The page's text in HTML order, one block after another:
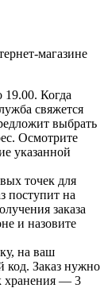
магазине
19.00. Когда
свяжется
выбрать
Осмотрите
указанной
точек для
поступит на
заказа
и назовите
на ваш
код. Заказ нужно
хранения — 3